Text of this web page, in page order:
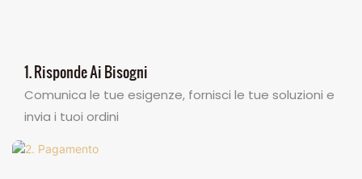
1. Risponde Ai Bisogni
Comunica le tue esigenze, fornisci le tue soluzioni e
invia i tuoi ordini